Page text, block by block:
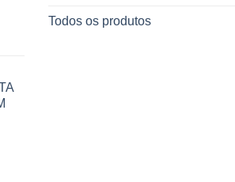
Todos os produtos